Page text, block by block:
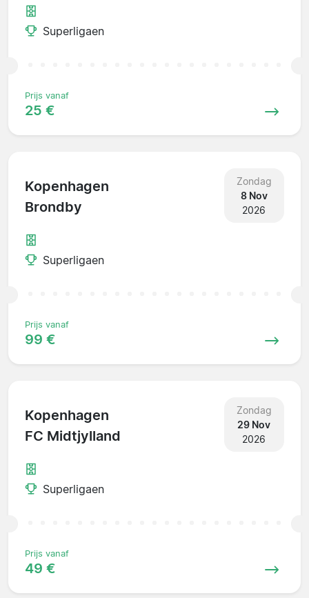
Superligaen
Prijs vanaf
25 €
Kopenhagen
Brondby
Zondag
8 Nov
2026
Superligaen
Prijs vanaf
99 €
Kopenhagen
FC Midtjylland
Zondag
29 Nov
2026
Superligaen
Prijs vanaf
49 €